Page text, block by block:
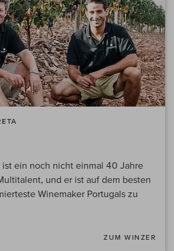
ein noch nicht einmal 40 Jahre
und er ist auf dem besten
Winemaker Portugals zu
ZUM WINZER